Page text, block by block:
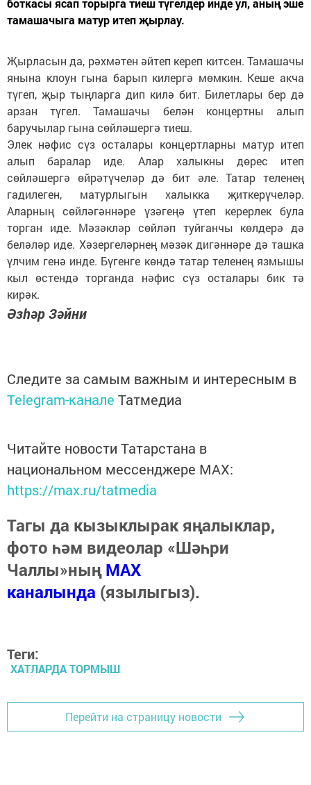
боткасы ясап торырга тиеш түгелдер инде ул, аның эше
тамашачыга матур итеп җырлау.
Җырласын да, рәхмәтен әйтеп кереп китсен. Тамашачы
янына клоун гына барып килергә мөмкин. Кеше акча
түгеп, җыр тыңларга дип килә бит. Билетлары бер дә
арзан түгел. Тамашачы белән концертны алып
баручылар гына сөйләшергә тиеш.
Элек нәфис сүз осталары концертларны матур итеп
алып баралар иде. Алар халыкны дөрес итеп
сөйләшергә өйрәтүчеләр дә бит әле. Татар теленең
гадилеген, матурлыгын халыкка җиткерүчеләр.
Аларның сөйләгәннәре үзәгеңә үтеп керерлек була
торган иде. Мәзәкләр сөйләп туйганчы көлдерә дә
беләләр иде. Хәзергеләрнең мәзәк дигәннәре дә ташка
үлчим генә инде. Бүгенге көндә татар теленең язмышы
кыл өстендә торганда нәфис сүз осталары бик тә
кирәк.
Әзһәр Зәйни
Следите за самым важным и интересным в
Telegram-канале Татмедиа
Читайте новости Татарстана в
национальном мессенджере MАХ:
https://max.ru/tatmedia
Тагы да кызыклырак яңалыклар,
фото һәм видеолар «Шәһри
Чаллы»ныңMAX
каналында (язылыгыз).
Теги:
ХАТЛАРДА ТОРМЫШ
Перейти на страницу новости